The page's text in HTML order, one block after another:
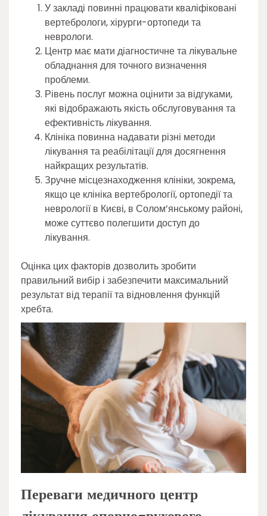
У закладі повинні працювати кваліфіковані
вертебрологи, хірурги-ортопеди та
неврологи.
Центр має мати діагностичне та лікувальне
обладнання для точного визначення
проблеми.
Рівень послуг можна оцінити за відгуками,
які відображають якість обслуговування та
ефективність лікування.
Клініка повинна надавати різні методи
лікування та реабілітації для досягнення
найкращих результатів.
Зручне місцезнаходження клініки, зокрема,
якщо це клініка вертебрології, ортопедії та
неврології в Києві, в Солом’янському районі,
може суттєво полегшити доступ до
лікування.
Оцінка цих факторів дозволить зробити
правильний вибір і забезпечити максимальний
результат від терапії та відновлення функцій
хребта.
Переваги медичного центр